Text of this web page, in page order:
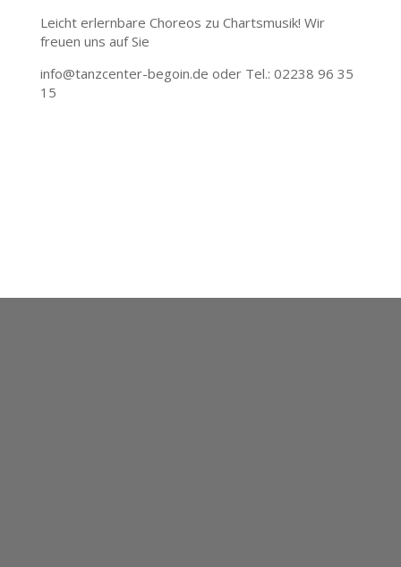
Leicht erlernbare Choreos zu Chartsmusik! Wir
freuen uns auf Sie
info@tanzcenter-begoin.de oder Tel.: 02238 96 35
15